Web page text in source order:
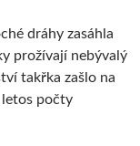
dráhy zasáhla
prožívají nebývalý
takřka zašlo na
letos počty